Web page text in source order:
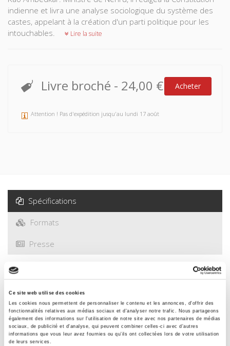
Ce site web utilise des cookies
Les cookies nous permettent de personnaliser le contenu et les annonces, d'offrir des
fonctionnalités relatives aux médias sociaux et d'analyser notre trafic. Nous partageons
également des informations sur l'utilisation de notre site avec nos partenaires de médias
sociaux, de publicité et d'analyse, qui peuvent combiner celles-ci avec d'autres
informations que vous leur avez fournies ou qu'ils ont collectées lors de votre utilisation
de leurs services.
indienne et livra une analyse sociologique du système des
castes, appelant à la création d'un parti politique pour les
intouchables.
Lire la suite
Livre broché - 24,00 € Acheter
Attention ! Pas d'expédition jusqu'au lundi 17 août
Spécifications
Formats
Presse
Spécifications
Éditeur
Presses de Sciences Po
Auteur